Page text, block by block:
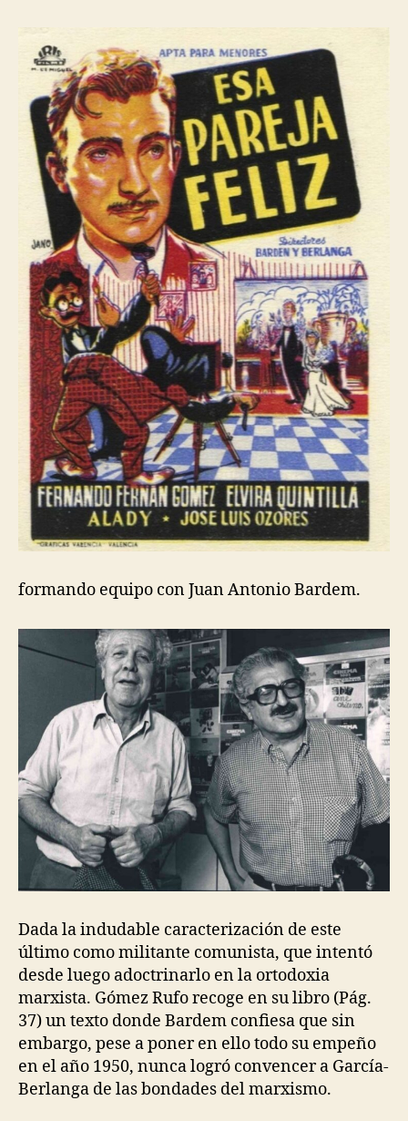
formando equipo con Juan Antonio Bardem.
Dada la indudable caracterización de este
último como militante comunista, que intentó
desde luego adoctrinarlo en la ortodoxia
marxista. Gómez Rufo recoge en su libro (Pág.
37) un texto donde Bardem confiesa que sin
embargo, pese a poner en ello todo su empeño
en el año 1950, nunca logró convencer a García-
Berlanga de las bondades del marxismo.